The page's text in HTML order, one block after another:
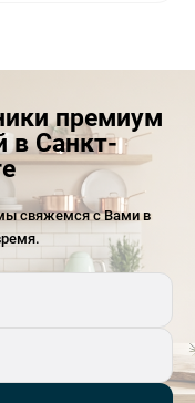
премиум
в Санкт-
свяжемся с Вами в